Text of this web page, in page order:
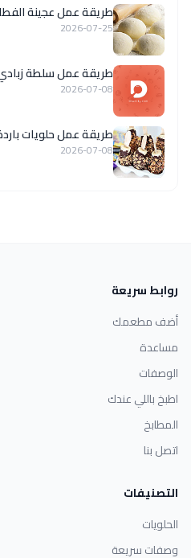
طريقة عمل عجينة
2026-07-25
طريقة عمل سلطة
2026-07-08
طريقة عمل حلويات
2026-07-08
روابط سريعة
أضف مطعمك
مساعدة
الوصفات
اطبخ باللي عندك
المطابخ
اتصل بنا
التصنيفات
الحلويات
وصفات سريعة